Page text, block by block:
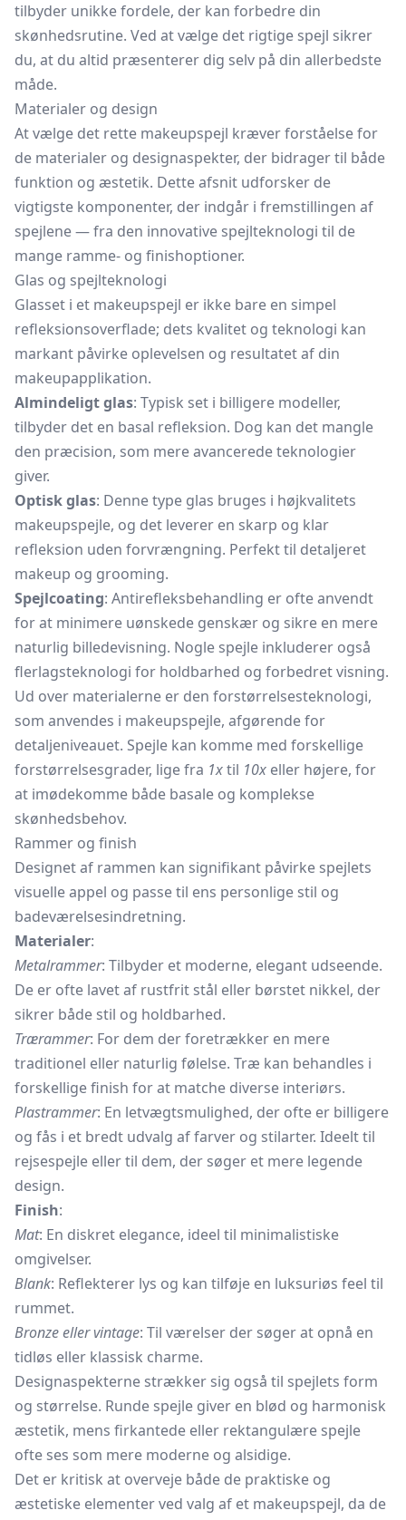
tilbyder unikke fordele, der kan forbedre din
skønhedsrutine. Ved at vælge det rigtige spejl sikrer
du, at du altid præsenterer dig selv på din allerbedste
måde.
Materialer og design
At vælge det rette makeupspejl kræver forståelse for
de materialer og designaspekter, der bidrager til både
funktion og æstetik. Dette afsnit udforsker de
vigtigste komponenter, der indgår i fremstillingen af
spejlene — fra den innovative spejlteknologi til de
mange ramme- og finishoptioner.
Glas og spejlteknologi
Glasset i et makeupspejl er ikke bare en simpel
refleksionsoverflade; dets kvalitet og teknologi kan
markant påvirke oplevelsen og resultatet af din
makeupapplikation.
Almindeligt glas: Typisk set i billigere modeller,
tilbyder det en basal refleksion. Dog kan det mangle
den præcision, som mere avancerede teknologier
giver.
Optisk glas: Denne type glas bruges i højkvalitets
makeupspejle, og det leverer en skarp og klar
refleksion uden forvrængning. Perfekt til detaljeret
makeup og grooming.
Spejlcoating: Antirefleksbehandling er ofte anvendt
for at minimere uønskede genskær og sikre en mere
naturlig billedevisning. Nogle spejle inkluderer også
flerlagsteknologi for holdbarhed og forbedret visning.
Ud over materialerne er den forstørrelsesteknologi,
som anvendes i makeupspejle, afgørende for
detaljeniveauet. Spejle kan komme med forskellige
forstørrelsesgrader, lige fra 1xtil 10x eller højere, for
at imødekomme både basale og komplekse
skønhedsbehov.
Rammer og finish
Designet af rammen kan signifikant påvirke spejlets
visuelle appel og passe til ens personlige stil og
badeværelsesindretning.
Materialer:
Metalrammer: Tilbyder et moderne, elegant udseende.
De er ofte lavet af rustfrit stål eller børstet nikkel, der
sikrer både stil og holdbarhed.
Trærammer: For dem der foretrækker en mere
traditionel eller naturlig følelse. Træ kan behandles i
forskellige finish for at matche diverse interiørs.
Plastrammer: En letvægtsmulighed, der ofte er billigere
og fås i et bredt udvalg af farver og stilarter. Ideelt til
rejsespejle eller til dem, der søger et mere legende
design.
Finish:
Mat: En diskret elegance, ideel til minimalistiske
omgivelser.
Blank: Reflekterer lys og kan tilføje en luksuriøs feel til
rummet.
Bronze eller vintage: Til værelser der søger at opnå en
tidløs eller klassisk charme.
Designaspekterne strækker sig også til spejlets form
og størrelse. Runde spejle giver en blød og harmonisk
æstetik, mens firkantede eller rektangulære spejle
ofte ses som mere moderne og alsidige.
Det er kritisk at overveje både de praktiske og
æstetiske elementer ved valg af et makeupspejl, da de